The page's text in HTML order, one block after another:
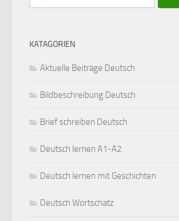
nach:
KATAGORIEN
Aktuelle Beiträge Deutsch
Bildbeschreibung Deutsch
Brief schreiben Deutsch
Deutsch lernen A1-A2
Deutsch lernen mit Geschichten
Deutsch Wortschatz